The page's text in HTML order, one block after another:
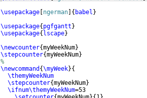
\usepackage ngerman { babel }
\usepackage{ pgfgantt }
\usepackage{ lscape}
\newcounter{myWeekNum}
\stepcounter{myWeekNum}
%
\newcommand {\myWeek}{
\themyWeekNum
\stepcounter{myWeekNum}
\ifnum\themyWeekNum=53